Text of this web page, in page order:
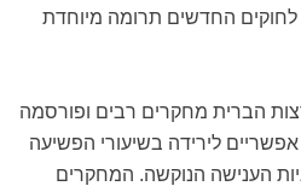
לחוקים החדשים תרומה מיוחדת
הברית מחקרים רבים ופורסמה
לירידה בשיעורי הפשיעה
הענישה הנוקשה. המחקרים